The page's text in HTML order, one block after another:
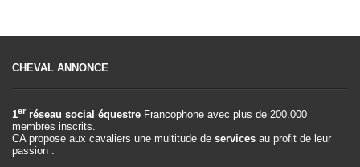
CHEVAL ANNONCE
1er réseau social équestre Francophone avec plus de 200.000
membres inscrits.
CA propose aux cavaliers une multitude de services au profit de leur
passion :